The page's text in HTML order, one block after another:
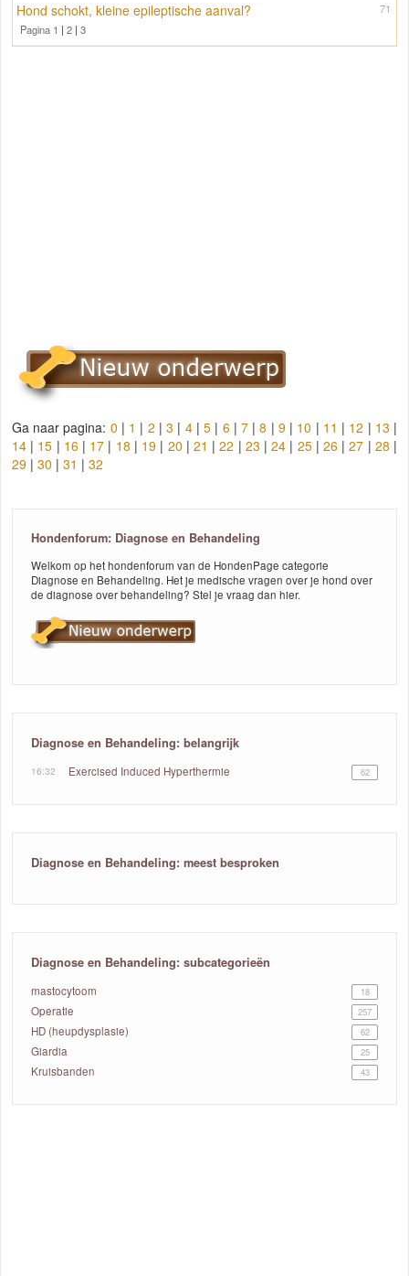
71
Hond schokt, kleine epileptische aanval?
Pagina 1 | 2 | 3
Ga naar pagina: 0 | 1 | 2 |3 | 4|5 | 6 | 7|8 | 9 | 10 | 11 | 12 | 13 |
14 | 15 | 16 | 17 | 18 | 19 | 20 | 21 |22 | 23 |24 | 25|26 |27 | 28 |
29 | 30 | 31 | 32
Hondenforum: Diagnose en Behandeling
Welkom op het hondenforum van de HondenPage categorie
Diagnose en Behandeling. Het je medische vragen over je hond over
de diagnose over behandeling? Stel je vraag dan hier.
Diagnose en Behandeling: belangrijk
62
16:32 Exercised Induced Hyperthermie
Diagnose en Behandeling: meest besproken
Diagnose en Behandeling: subcategorieën
18
mastocytoom
257
Operatie
62
HD (heupdysplasie)
25
Giardia
43
Kruisbanden